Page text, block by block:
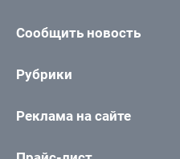
Сообщить новость
Рубрики
Реклама на сайте